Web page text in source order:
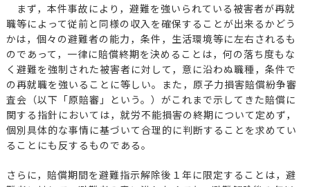
まず，本件事故により，避難を強いられている被害者が再就
職等によって従前と同様の収入を確保することが出来るかどう
かは，個々の避難者の能力，条件，生活環境等に左右されるも
のであって，一律に賠償終期を決めることは，何の落ち度もな
く避難を強制された被害者に対して，意に沿わぬ職種，条件で
の再就職を強いることに等しい。また，原子力損害賠償紛争審
査会（以下「原賠審」という。）がこれまで示してきた賠償に
関する指針においては，就労不能損害の終期について定めず，
個別具体的な事情に基づいて合理的に判断することを求めてい
ることにも反するものである。
さらに，賠償期間を避難指示解除後１年に限定することは，避